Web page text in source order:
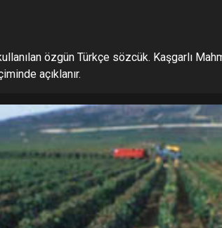
özgün Türkçe sözcük. Kaşgarlı
açıklanır.